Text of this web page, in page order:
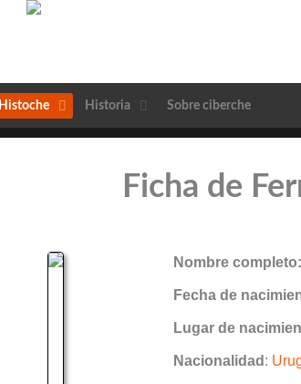
Histoche Historia Sobre ciberche
Ficha de
Nombre completo:
Fecha de
Lugar de
Nacionalidad :